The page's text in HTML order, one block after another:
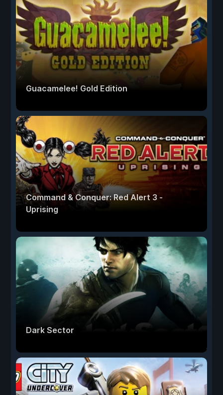
Guacamelee! Gold Edition
Command & Conquer: Red Alert 3 -
Uprising
Dark Sector